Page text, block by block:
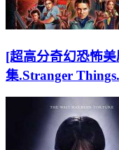
[超高分奇幻恐怖
集.Stranger